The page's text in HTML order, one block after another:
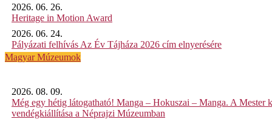
2026. 06. 26.
Heritage in Motion Award
2026. 06. 24.
Pályázati felhívás Az Év Tájháza 2026 cím elnyerésére
Magyar Múzeumok
2026. 08. 09.
Még egy hétig látogatható! Manga – Hokuszai – Manga. A Mester
vendégkiállítása a Néprajzi Múzeumban